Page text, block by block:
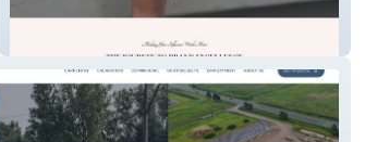
Keisha NaQuel & Co.